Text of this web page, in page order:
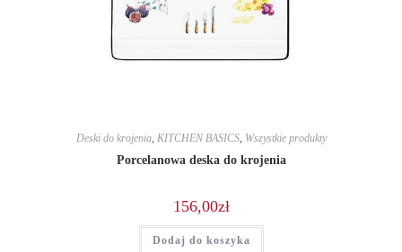
Deski do krojenia, KITCHEN BASICS, Wszystkie produkty
Porcelanowa deska do krojenia
156,00zł
Dodaj do koszyka